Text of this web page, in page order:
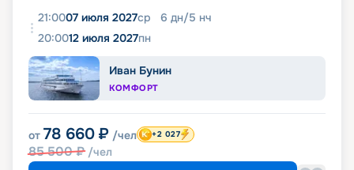
21:0007 июля 2027ср 6 дн/5 нч
20:0012 июля 2027пн
Иван Бунин
КОМФОРТ
от 78 660 ₽ /чел
85 500₽ /чел
+2 027